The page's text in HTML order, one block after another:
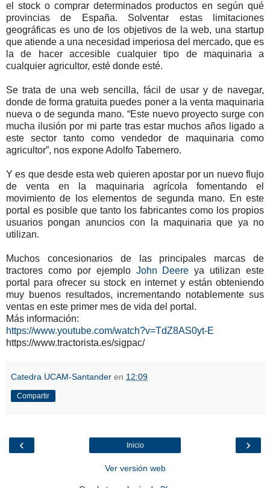
el stock o comprar determinados productos en según qué
provincias de España. Solventar estas limitaciones
geográficas es uno de los objetivos de la web, una startup
que atiende a una necesidad imperiosa del mercado, que es
la de hacer accesible cualquier tipo de maquinaria a
cualquier agricultor, esté donde esté.
Se trata de una web sencilla, fácil de usar y de navegar,
donde de forma gratuita puedes poner a la venta maquinaria
nueva o de segunda mano. “Este nuevo proyecto surge con
mucha ilusión por mi parte tras estar muchos años ligado a
este sector tanto como vendedor de maquinaria como
agricultor”, nos expone Adolfo Tabernero.
Y es que desde esta web quieren apostar por un nuevo flujo
de venta en la maquinaria agrícola fomentando el
movimiento de los elementos de segunda mano. En este
portal es posible que tanto los fabricantes como los propios
usuarios pongan anuncios con la maquinaria que ya no
utilizan.
Muchos concesionarios de las principales marcas de
tractores como por ejemplo John Deere ya utilizan este
portal para ofrecer su stock en internet y están obteniendo
muy buenos resultados, incrementando notablemente sus
ventas en este primer mes de vida del portal.
Más información:
https://www.youtube.com/watch?v=TdZ8AS0yt-E
https://www.tractorista.es/sigpac/
Catedra UCAM-Santander en 12:09
Compartir
‹ ›
Inicio
Ver versión web